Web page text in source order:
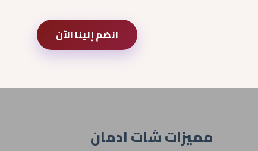
انضم إلينا الآن
مميزات شات ادمان